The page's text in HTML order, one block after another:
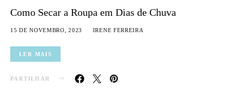
Como Secar a Roupa em Dias de Chuva
15 DE NOVEMBRO, 2023 IRENE FERREIRA
LER MAIS
PARTILHAR